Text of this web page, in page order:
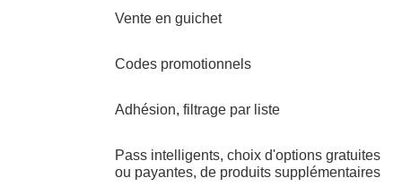
Vente en guichet
Codes promotionnels
Adhésion, filtrage par liste
Pass intelligents, choix d'options gratuites
ou payantes, de produits supplémentaires